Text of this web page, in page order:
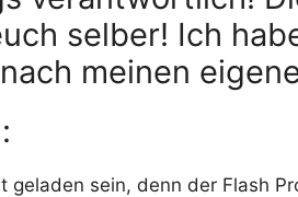
selber! Ich
meinen
geladen sein, denn der Flash